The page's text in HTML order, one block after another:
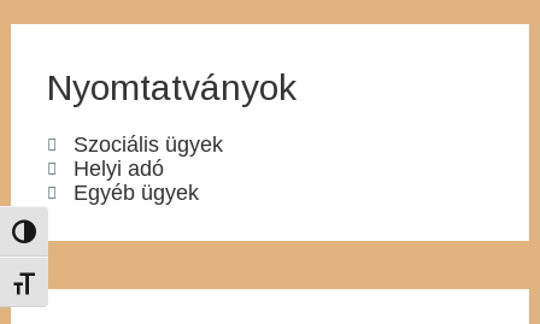
Nagy kontraszt váltása
Betűméret váltása
Nyomtatványok
Szociális ügyek
Helyi adó
Egyéb ügyek